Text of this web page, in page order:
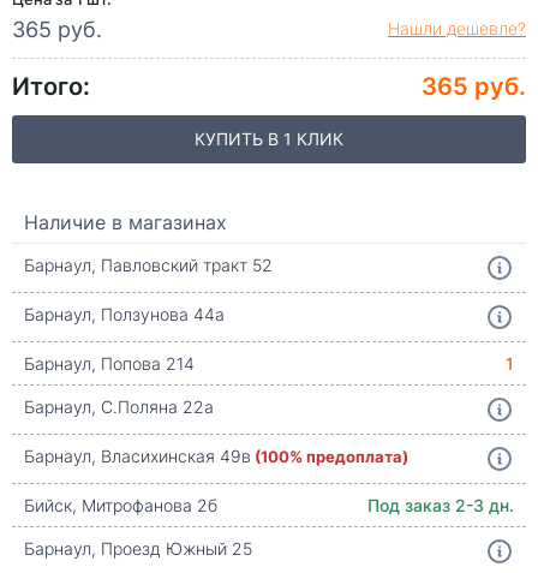
365 руб. Нашли дешевле?
Итого: 365 руб.
КУПИТЬ В 1 КЛИК
Наличие в магазинах
Барнаул, Павловский тракт 52
Барнаул, Ползунова 44а
Барнаул, Попова 214
1
Барнаул, С.Поляна 22а
Барнаул, Власихинская 49в (100% предоплата)
Бийск, Митрофанова 2б
Под заказ 2-3 дн.
Барнаул, Проезд Южный 25